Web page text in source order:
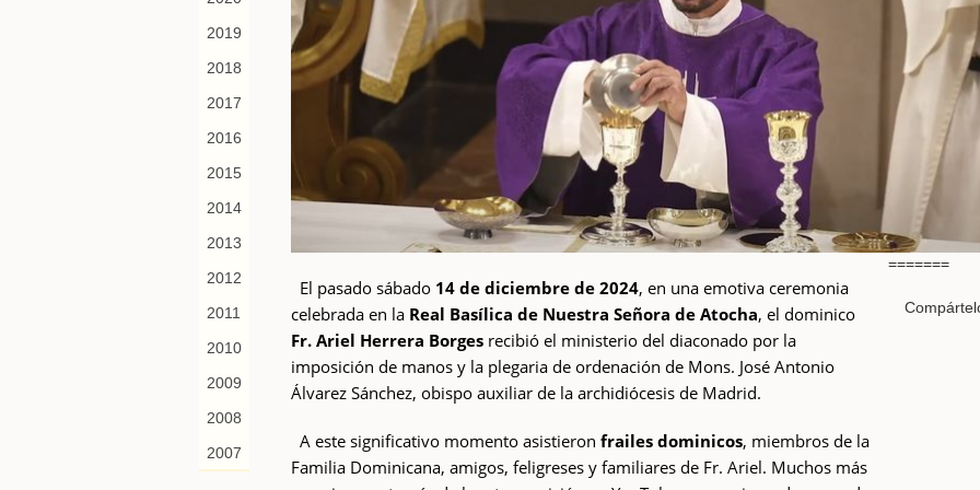
2019
2018
2017
2016
2015
2014
2013
2012
2011
2010
2009
2008
2007
El pasado sábado 14 de diciembre de 2024, en una emotiva ceremonia
celebrada en la Real Basílica de Nuestra Señora de Atocha, el dominico
Fr. Ariel Herrera Borges recibió el ministerio del diaconado por la
imposición de manos y la plegaria de ordenación de Mons. José Antonio
Álvarez Sánchez, obispo auxiliar de la archidiócesis de Madrid.
A este significativo momento asistieronfrailes dominicos, miembros de la
Familia Dominicana, amigos, feligreses y familiares de Fr. Ariel. Muchos más
=======